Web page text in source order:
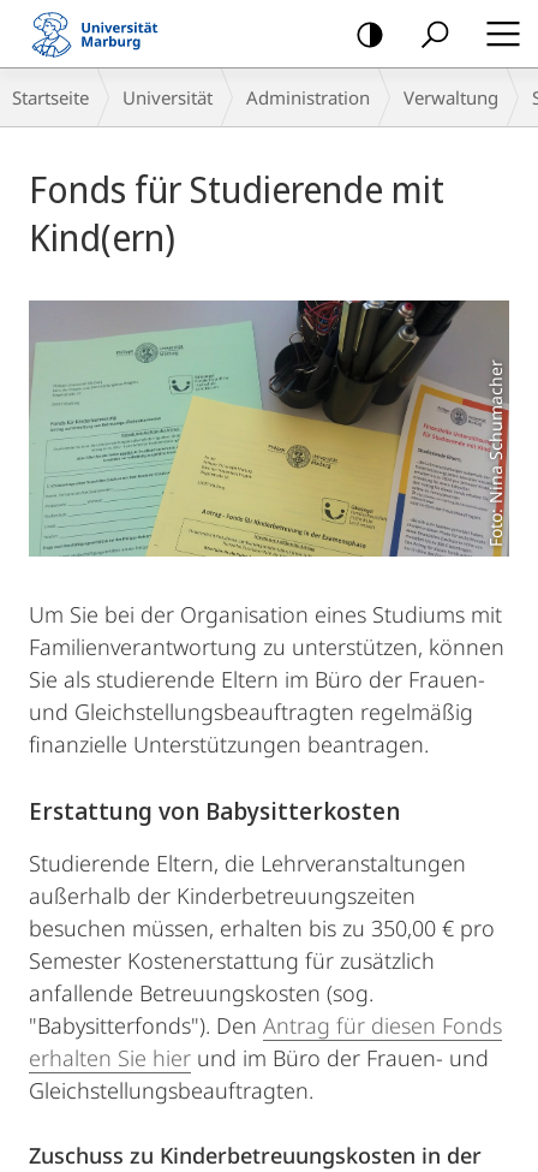
Mobile-
Navigation
Breadcrumb-
Navigation
Startseite Universität Administration Verwaltung
Fonds für Studierende mit
Kind(ern)
Foto: Nina Schumacher
Um Sie bei der Organisation eines Studiums mit
Familienverantwortung zu unterstützen, können
Sie als studierende Eltern im Büro der Frauen-
und Gleichstellungsbeauftragten regelmäßig
finanzielle Unterstützungen beantragen.
Erstattung von Babysitterkosten
Studierende Eltern, die Lehrveranstaltungen
außerhalb der Kinderbetreuungszeiten
besuchen müssen, erhalten bis zu 350,00 € pro
Semester Kostenerstattung für zusätzlich
anfallende Betreuungskosten (sog.
"Babysitterfonds"). Den Antrag für diesen Fonds
erhalten Sie hier und im Büro der Frauen- und
Gleichstellungsbeauftragten.
Zuschuss zu Kinderbetreuungskosten in der